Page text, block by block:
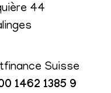
44
Suisse
1462 1385 9